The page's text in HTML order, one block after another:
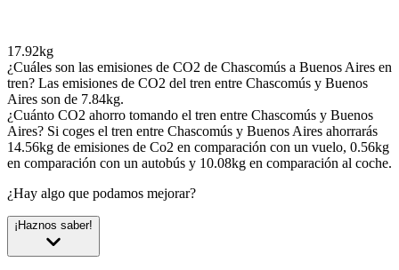
17.92kg
¿Cuáles son las emisiones de CO2 de Chascomús a Buenos Aires en
tren? Las emisiones de CO2 del tren entre Chascomús y Buenos
Aires son de 7.84kg.
¿Cuánto CO2 ahorro tomando el tren entre Chascomús y Buenos
Aires? Si coges el tren entre Chascomús y Buenos Aires ahorrarás
14.56kg de emisiones de Co2 en comparación con un vuelo, 0.56kg
en comparación con un autobús y 10.08kg en comparación al coche.
¿Hay algo que podamos mejorar?
¡Haznos saber!